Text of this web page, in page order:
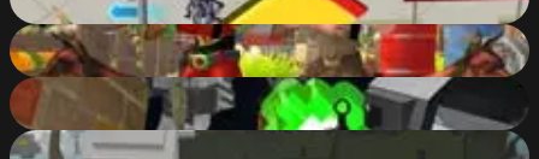
76
%
Best Battle Cover Royale
87%
Crazy Pixel Apocalypse 3
88%
CrimnWars